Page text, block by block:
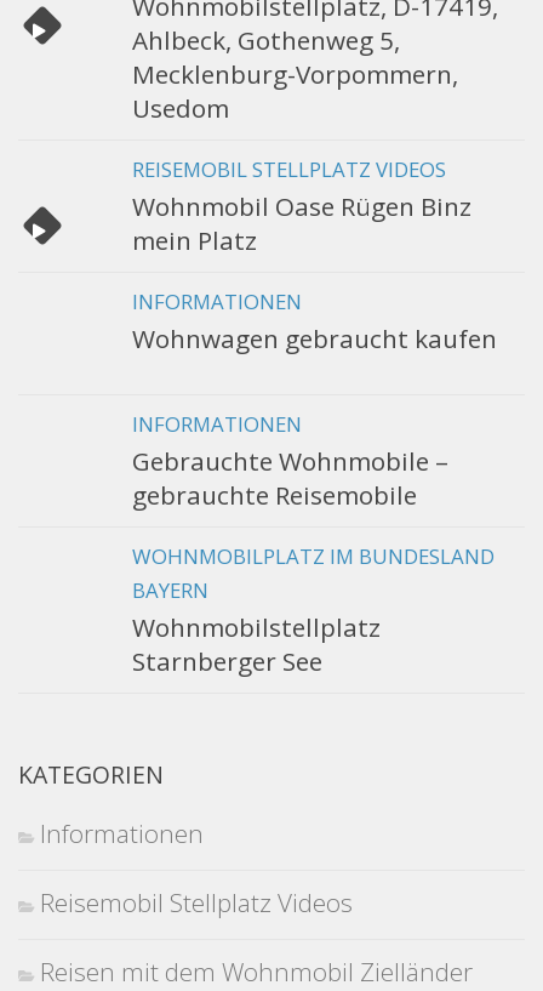
Ahlbeck, Gothenweg 5,
Mecklenburg-Vorpommern,
Usedom
REISEMOBIL STELLPLATZ VIDEOS
Wohnmobil Oase Rügen Binz
mein Platz
INFORMATIONEN
Wohnwagen gebraucht kaufen
INFORMATIONEN
Gebrauchte Wohnmobile –
gebrauchte Reisemobile
WOHNMOBILPLATZ IM BUNDESLAND
BAYERN
Wohnmobilstellplatz
Starnberger See
KATEGORIEN
Informationen
Reisemobil Stellplatz Videos
Reisen mit dem Wohnmobil Zielländer